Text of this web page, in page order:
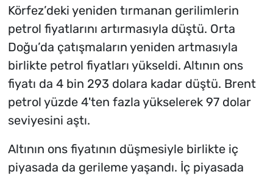
Körfez’deki yeniden tırmanan gerilimlerin
petrol fiyatlarını artırmasıyla düştü. Orta
Doğu’da çatışmaların yeniden artmasıyla
birlikte petrol fiyatları yükseldi. Altının ons
fiyatı da 4 bin 293 dolara kadar düştü. Brent
petrol yüzde 4'ten fazla yükselerek 97 dolar
seviyesini aştı.
Altının ons fiyatının düşmesiyle birlikte iç
piyasada da gerileme yaşandı. İç piyasada